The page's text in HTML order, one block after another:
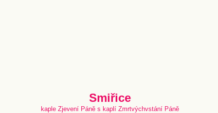
Smiřice
kaple Zjevení Páně s kaplí Zmrtvýchvstání Páně